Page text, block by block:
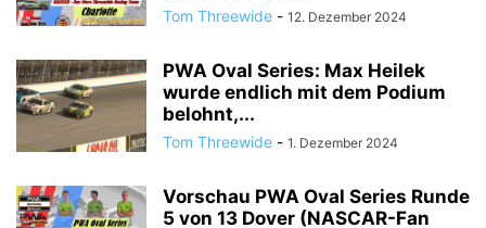
Tom Threewide - 12. Dezember 2024
PWA Oval Series: Max Heilek
wurde endlich mit dem Podium
belohnt,...
Tom Threewide - 1. Dezember 2024
Vorschau PWA Oval Series Runde
5 von 13 Dover (NASCAR-Fan